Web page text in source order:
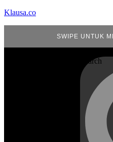
Klausa.co
SWIPE UNTUK
Search